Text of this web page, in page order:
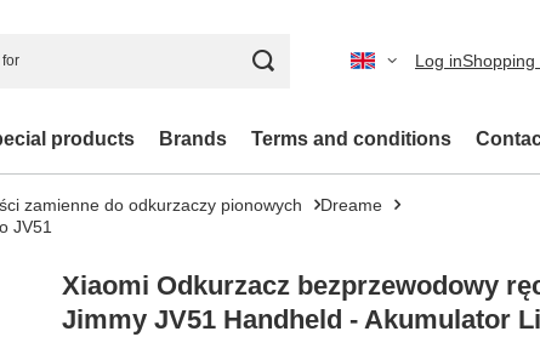
Log inShopping
products Brands Terms and conditions
zamienne do odkurzaczy pionowych
Dreame
JV51
Xiaomi Odkurzacz bezprzewodowy
Jimmy JV51 Handheld - Akumulator